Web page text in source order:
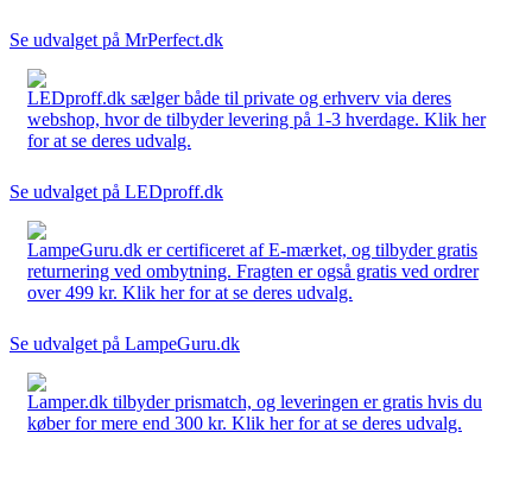
Se udvalget på MrPerfect.dk
LEDproff.dk sælger både til private og erhverv via deres
webshop, hvor de tilbyder levering på 1-3 hverdage. Klik her
for at se deres udvalg.
Se udvalget på LEDproff.dk
LampeGuru.dk er certificeret af E-mærket, og tilbyder gratis
returnering ved ombytning. Fragten er også gratis ved ordrer
over 499 kr. Klik her for at se deres udvalg.
Se udvalget på LampeGuru.dk
Lamper.dk tilbyder prismatch, og leveringen er gratis hvis du
køber for mere end 300 kr. Klik her for at se deres udvalg.